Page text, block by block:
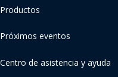
Productos
Próximos eventos
Centro de asistencia y ayuda